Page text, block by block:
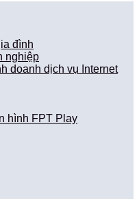
đình
nghiệp
doanh dịch vụ Internet
hình FPT Play